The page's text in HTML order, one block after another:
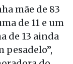
mãe de 83
de 11 e um
de 13 ainda
pesadelo”,